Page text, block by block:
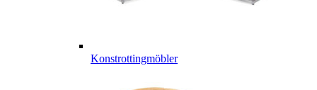
Konstrottingmöbler